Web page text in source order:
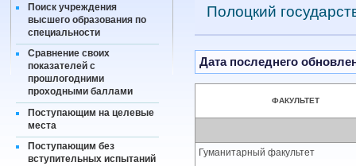
Поиск учреждения
высшего образования по
специальности
Сравнение своих
показателей с
прошлогодними
проходными баллами
Поступающим на целевые
места
Поступающим без
вступительных испытаний
Полоцкий
Дата последнего
ФАКУЛЬТЕТ
Гуманитарный факультет